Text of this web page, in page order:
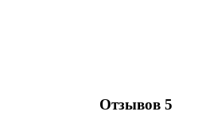
Отзывов 5